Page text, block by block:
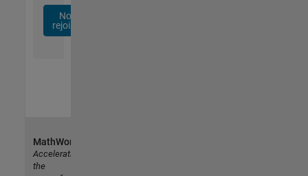
Nous
rejoindre
MathWorks
Accelerating
the